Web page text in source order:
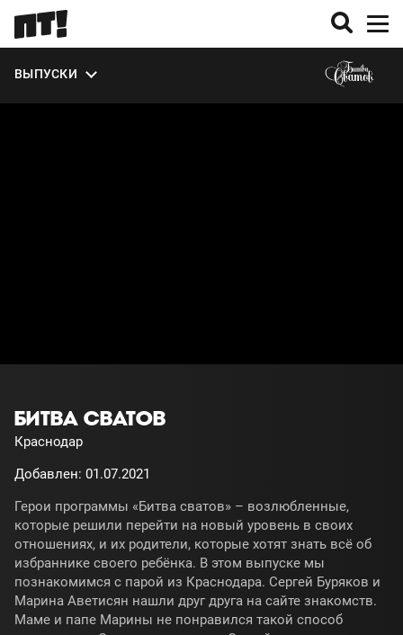
ВЫПУСКИ
О ПРОЕКТЕ
БИТВА СВАТОВ
Краснодар
Добавлен: 01.07.2021
Герои программы «Битва сватов» – возлюбленные,
которые решили перейти на новый уровень в своих
отношениях, и их родители, которые хотят знать всё об
избраннике своего ребёнка. В этом выпуске мы
познакомимся с парой из Краснодара. Сергей Буряков и
Марина Аветисян нашли друг друга на сайте знакомств.
Маме и папе Марины не понравился такой способ